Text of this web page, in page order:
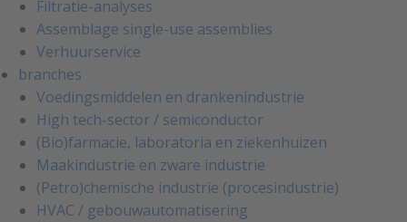
Filtratie-analyses
Assemblage single-use assemblies
Verhuurservice
branches
Voedingsmiddelen en drankenindustrie
High tech-sector / semiconductor
(Bio)farmacie, laboratoria en ziekenhuizen
Maakindustrie en zware industrie
(Petro)chemische industrie (procesindustrie)
HVAC / gebouwautomatisering